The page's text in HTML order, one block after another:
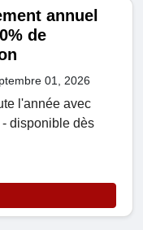
annuel
de
01, 2026
l'année avec
disponible dès